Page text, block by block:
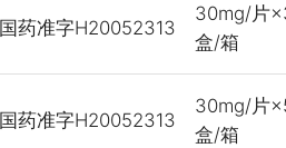
国药准字H20052313
30mg/片
盒/箱
国药准字H20052313
30mg/片
盒/箱